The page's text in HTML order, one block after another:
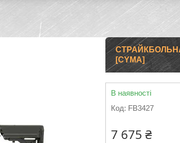
[CYMA]
В наявності
Код: FB3427
7 675 ₴